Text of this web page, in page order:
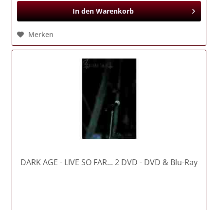
In den Warenkorb
Merken
DARK AGE - LIVE SO FAR... 2 DVD - DVD & Blu-Ray